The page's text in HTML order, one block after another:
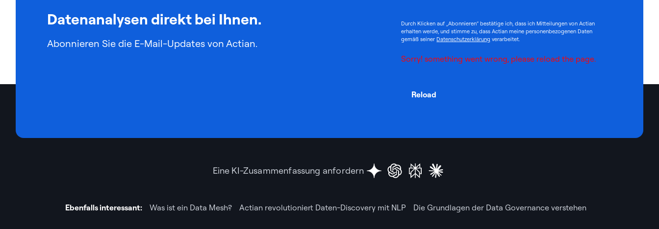
Datenanalysen direkt bei Ihnen.
Abonnieren Sie die E-Mail-Updates von Actian.
Durch Klicken auf „Abonnieren“ bestätige ich, dass ich Mitteilungen von Actian
erhalten werde, und stimme zu, dass Actian meine personenbezogenen Daten
gemäß seiner Datenschutzerklärung verarbeitet.
Sorry! something went wrong, please reload the page.
Reload
Eine KI-Zusammenfassung anfordern
Ebenfalls interessant: Was ist ein Data Mesh? Actian revolutioniert Daten-Discovery mit NLP Die Grundlagen der Data Governance verstehen